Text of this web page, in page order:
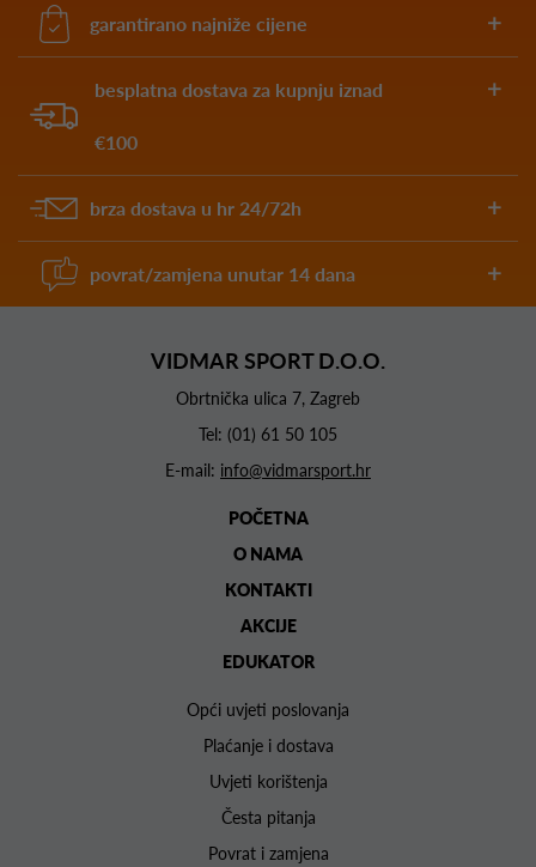
garantirano najniže cijene
besplatna dostava za kupnju iznad
€100
brza dostava u hr 24/72h
povrat/zamjena unutar 14 dana
VIDMAR SPORT D.O.O.
Obrtnička ulica 7, Zagreb
Tel: (01) 61 50 105
E-mail: info@vidmarsport.hr
POČETNA
O NAMA
KONTAKTI
AKCIJE
EDUKATOR
Opći uvjeti poslovanja
Plaćanje i dostava
Uvjeti korištenja
Česta pitanja
Povrat i zamjena